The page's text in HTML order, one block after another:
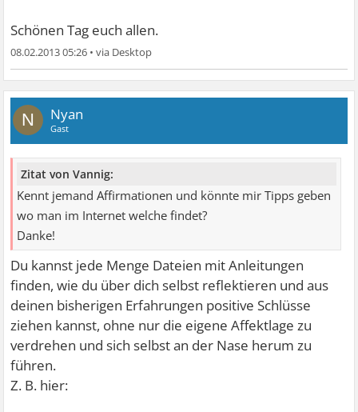
Schönen Tag euch allen.
08.02.2013 05:26 •
N Nyan
Gast
Zitat von Vannig:
Kennt jemand Affirmationen und könnte mir Tipps geben
wo man im Internet welche findet?
Danke!
Du kannst jede Menge Dateien mit Anleitungen
finden, wie du über dich selbst reflektieren und aus
deinen bisherigen Erfahrungen positive Schlüsse
ziehen kannst, ohne nur die eigene Affektlage zu
verdrehen und sich selbst an der Nase herum zu
führen.
Z. B. hier: